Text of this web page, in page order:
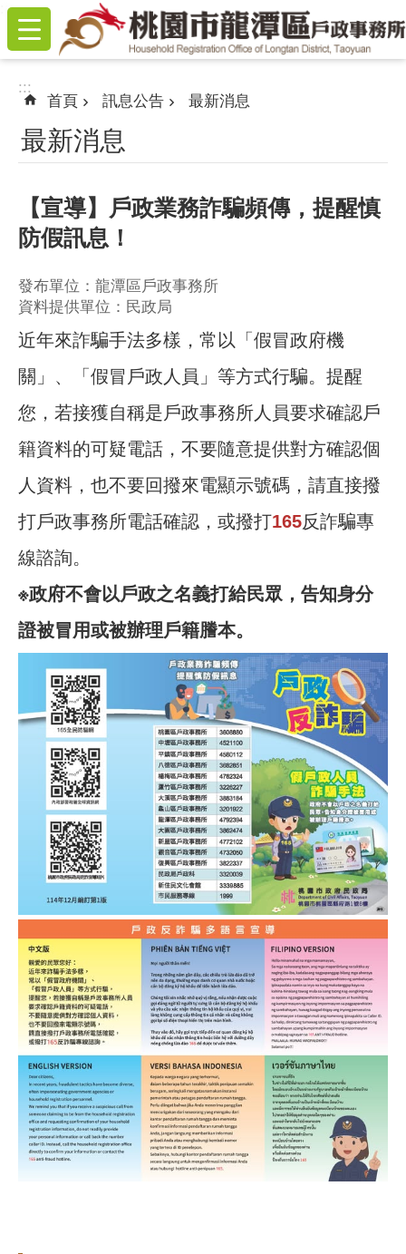
跳到主要內容區塊
:::
:::
首頁 訊息公告 最新消息
最新消息
【宣導】戶政業務詐騙頻傳，提醒慎
防假訊息！
發布單位：龍潭區戶政事務所
資料提供單位：民政局
近年來詐騙手法多樣，常以「假冒政府機
關」、「假冒戶政人員」等方式行騙。提醒
您，若接獲自稱是戶政事務所人員要求確認戶
籍資料的可疑電話，不要隨意提供對方確認個
人資料，也不要回撥來電顯示號碼，請直接撥
打戶政事務所電話確認，或撥打165反詐騙專
線諮詢。
※政府不會以戶政之名義打給民眾，告知身分
證被冒用或被辦理戶籍謄本。